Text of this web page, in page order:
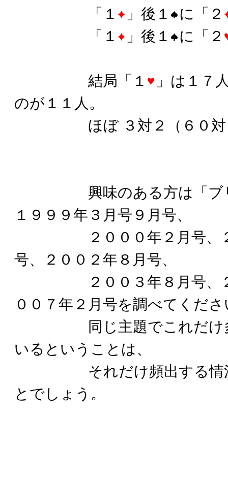
「１
」後１
に「２
「１
」後１ に「２
結局「１
」は１７
のが１１人。
ほぼ ３対２（６０対４
興味のある方は「ブリ
１９９９年３月号９月号、
２０００年２月号、２
号、２００２年８月号、
２００３年８月号、２
００７年２月号を調べてくだ
同じ主題でこれだけ多
いるということは、
それだけ頻出する情況
とでしょう。